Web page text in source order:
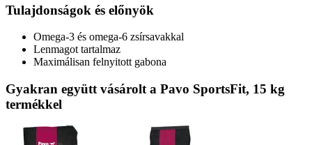
Tulajdonságok és előnyök
Omega-3 és omega-6 zsírsavakkal
Lenmagot tartalmaz
Maximálisan felnyitott gabona
Gyakran együtt vásárolt a Pavo SportsFit, 15 kg
termékkel